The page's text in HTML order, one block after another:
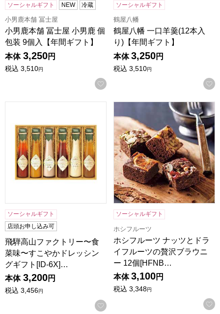
ソーシャルギフト NEW 冷蔵
小男鹿本舗 冨士屋
小男鹿本舗 冨士屋 小男鹿 個
包装 9個入【年間ギフト】
本体 3,250円
税込 3,510円
お気に入りに登録する
ソーシャルギフト
鶴屋八幡
鶴屋八幡 一口羊羹(12本入
り)【年間ギフト】
本体 3,250円
税込 3,510円
飛騨高山ファクトリー〜食菜味〜すこやかドレッシングギ
ソーシャルギフト
店頭お申し込み可
飛騨高山ファクトリー〜食
菜味〜すこやかドレッシン
グギフト[ID-6X]…
本体 3,200円
税込 3,456円
お気に入りに登録する
ホシフルーツ ナッツとドラ
ソーシャルギフト
ホシフルーツ
ホシフルーツ ナッツとドラ
イフルーツの贅沢ブラウニ
ー 12個[HFNB…
本体 3,100円
税込 3,348円